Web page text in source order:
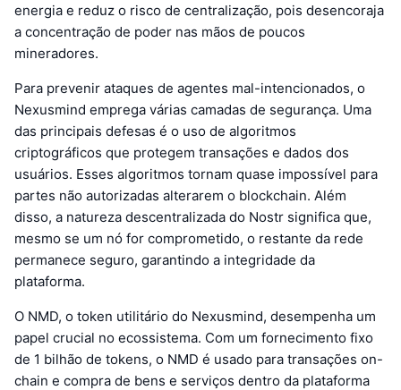
energia e reduz o risco de centralização, pois desencoraja
a concentração de poder nas mãos de poucos
mineradores.
Para prevenir ataques de agentes mal-intencionados, o
Nexusmind emprega várias camadas de segurança. Uma
das principais defesas é o uso de algoritmos
criptográficos que protegem transações e dados dos
usuários. Esses algoritmos tornam quase impossível para
partes não autorizadas alterarem o blockchain. Além
disso, a natureza descentralizada do Nostr significa que,
mesmo se um nó for comprometido, o restante da rede
permanece seguro, garantindo a integridade da
plataforma.
O NMD, o token utilitário do Nexusmind, desempenha um
papel crucial no ecossistema. Com um fornecimento fixo
de 1 bilhão de tokens, o NMD é usado para transações on-
chain e compra de bens e serviços dentro da plataforma